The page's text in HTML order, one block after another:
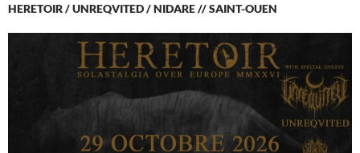
HERETOIR / UNREQVITED / NIDARE // SAINT-OUEN